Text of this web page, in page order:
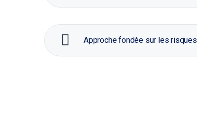
Approche fondée sur les risques